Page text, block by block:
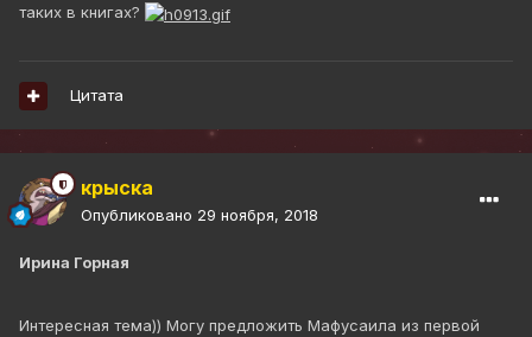
таких в книгах?
Цитата
крыска
Опубликовано 29 ноября, 2018
Ирина Горная
Интересная тема)) Могу предложить Мафусаила из первой